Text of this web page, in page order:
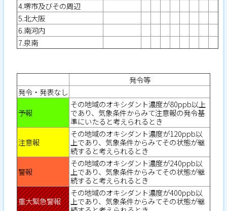
4.堺市及びその周辺
5.北大阪
6.南河内
7.泉南
発令等
発令・発表なし
予報
その地域のオキシダント濃度が80ppb以上
であり、気象条件からみて注意報の発令基
準にいたると考えられるとき
注意報
その地域のオキシダント濃度が120ppb以
上であり、気象条件からみてその状態が継
続すると考えられるとき
警報
その地域のオキシダント濃度が240ppb以
上であり、気象条件からみてその状態が継
続すると考えられるとき
重大緊急警報
その地域のオキシダント濃度が400ppb以
上であり、気象条件からみてその状態が継